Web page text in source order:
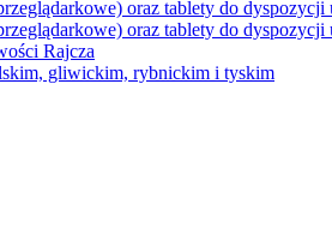
oraz tablety do dyspozycji
oraz tablety do dyspozycji
Rajcza
gliwickim, rybnickim i tyskim